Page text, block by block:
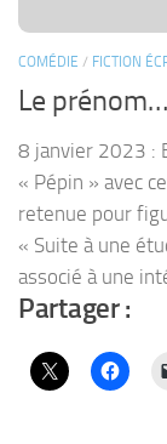
COMÉDIE / FICTION
Le
8 janvier 2023 :
« Pépin » avec
retenue pour
« Suite à une
associé à une
Partager :